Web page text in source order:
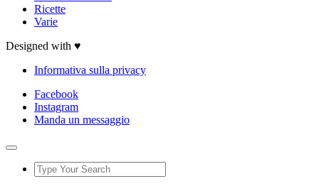
Ricette
Varie
Designed with ♥
Informativa sulla privacy
Facebook
Instagram
Manda un messaggio